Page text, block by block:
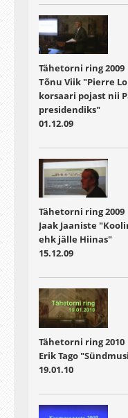
Tähetorni ring 2009
Tõnu Viik "Pierre
korsaari pojast nii
presidendiks"
01.12.09
Tähetorni ring 2009
Jaak Jaaniste
ehk jälle Hiinas"
15.12.09
Tähetorni ring 2010
Erik Tago
19.01.10